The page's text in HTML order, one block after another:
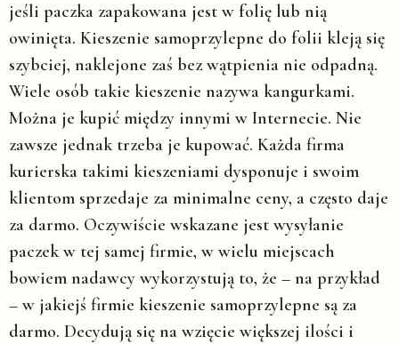
jeśli paczka zapakowana jest w folię lub nią
owinięta. Kieszenie samoprzylepne do folii kleją się
szybciej, naklejone zaś bez wątpienia nie odpadną.
Wiele osób takie kieszenie nazywa kangurkami.
Można je kupić między innymi w Internecie. Nie
zawsze jednak trzeba je kupować. Każda firma
kurierska takimi kieszeniami dysponuje i swoim
klientom sprzedaje za minimalne ceny, a często daje
za darmo. Oczywiście wskazane jest wysyłanie
paczek w tej samej firmie, w wielu miejscach
bowiem nadawcy wykorzystują to, że – na przykład
– w jakiejś firmie kieszenie samoprzylepne są za
darmo. Decydują się na wzięcie większej ilości i